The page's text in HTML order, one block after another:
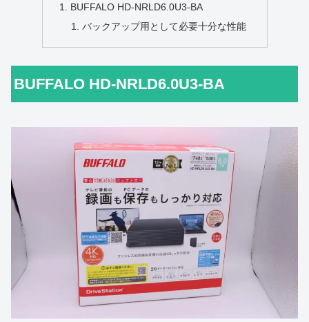
BUFFALO HD-NRLD6.0U3-BA
バックアップ用として必要十分な性能
BUFFALO HD-NRLD6.0U3-BA